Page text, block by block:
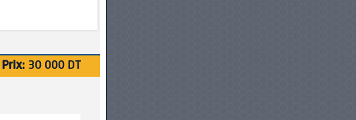
Prix: 30 000 DT